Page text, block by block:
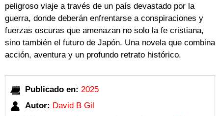
peligroso viaje a través de un país devastado por la
guerra, donde deberán enfrentarse a conspiraciones y
fuerzas oscuras que amenazan no solo la fe cristiana,
sino también el futuro de Japón. Una novela que combina
acción, aventura y un profundo retrato histórico.
Publicado en: 2025
Autor: David B Gil